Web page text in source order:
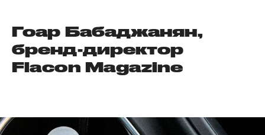
Гоар Бабаджанян,
бренд-директор
Flacon Magazine